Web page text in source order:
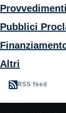
Provvedimenti
Pubblici
Altri
RSS feed